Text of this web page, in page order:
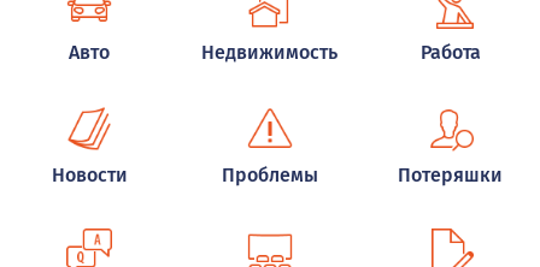
Авто Недвижимость Работа
Новости Проблемы Потеряшки